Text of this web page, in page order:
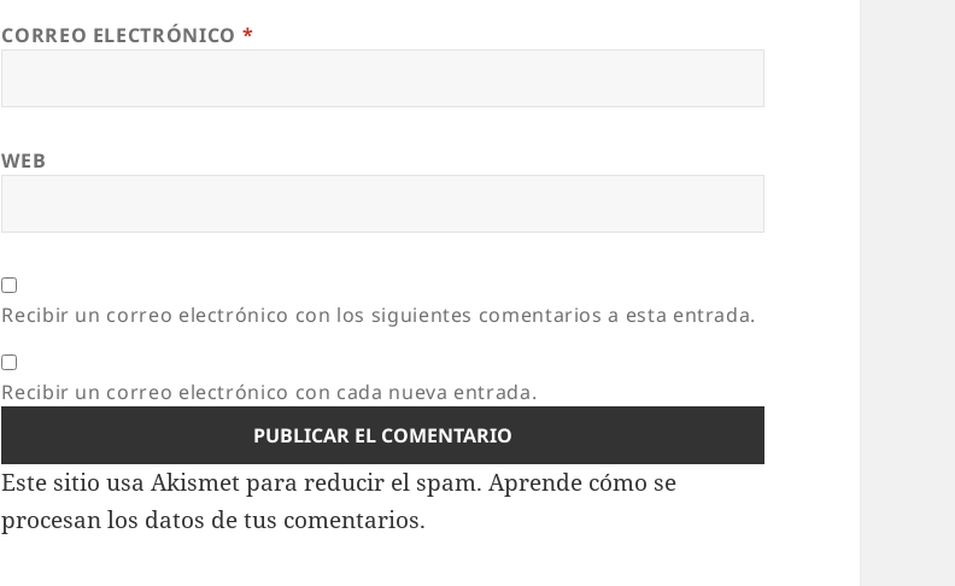
CORREO ELECTRÓNICO *
WEB
Recibir un correo electrónico con los siguientes comentarios a esta entrada.
Recibir un correo electrónico con cada nueva entrada.
Este sitio usa Akismet para reducir el spam.Aprende cómo se
procesan los datos de tus comentarios.